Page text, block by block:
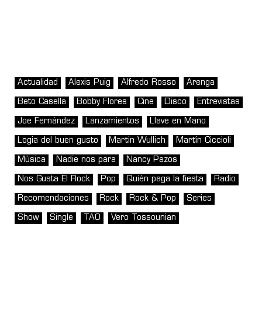
Actualidad Alexis Puig Alfredo Rosso Arenga
Beto Casella Bobby Flores Cine Disco Entrevistas
Joe Fernández Lanzamientos Llave en Mano
Logia del buen gusto Martin Wullich Martín Ciccioli
Música Nadie nos para Nancy Pazos
Nos Gusta El Rock Pop Quién paga la fiesta Radio
Recomendaciones Rock Rock & Pop Series
Show Single TAO Vero Tossounian